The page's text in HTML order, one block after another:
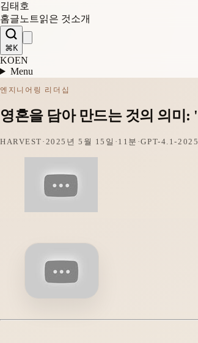
김태호
홈글 노트읽은 것소개
⌘K
KOEN
Menu
엔지니어링 리더십
영혼을 담아 만드는 것의 의미
HARVEST · 2025년 5월 15일 · 11분 ·GPT-4.1-